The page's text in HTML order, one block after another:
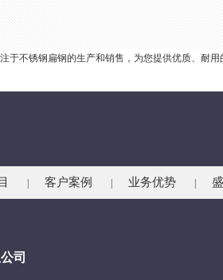
不锈钢扁钢的生产和销售，为您提供优质、耐用
客户案例 业务优势
司